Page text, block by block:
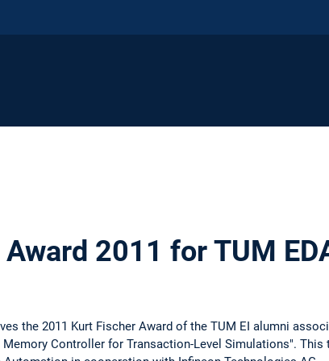
2011 for TUM
the 2011 Kurt Fischer Award of the TUM EI alumni
Controller for Transaction-Level Simulations".